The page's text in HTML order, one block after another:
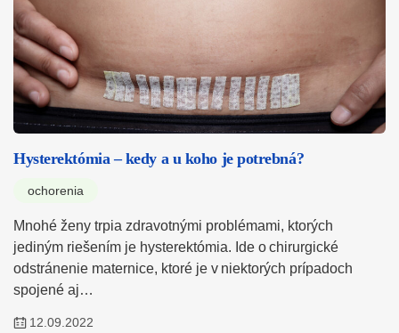
Hysterektómia – kedy a u koho je potrebná?
ochorenia
Mnohé ženy trpia zdravotnými problémami, ktorých
jediným riešením je hysterektómia. Ide o chirurgické
odstránenie maternice, ktoré je v niektorých prípadoch
spojené aj…
12.09.2022